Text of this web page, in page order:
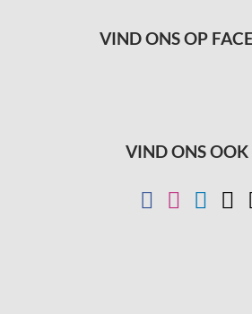
VIND ONS OP
VIND ONS OOK